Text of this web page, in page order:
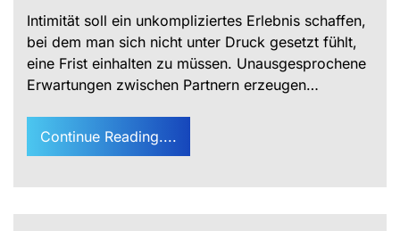
Intimität soll ein unkompliziertes Erlebnis schaffen,
bei dem man sich nicht unter Druck gesetzt fühlt,
eine Frist einhalten zu müssen. Unausgesprochene
Erwartungen zwischen Partnern erzeugen…
Continue Reading....